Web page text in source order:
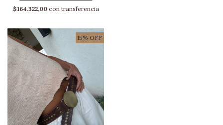
$164.322,00con transferencia
15% OFF